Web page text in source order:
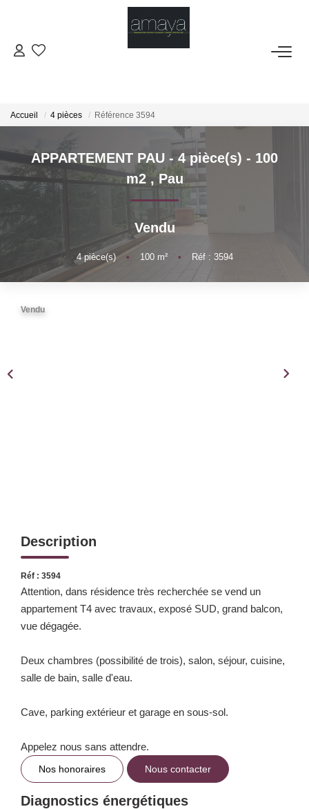
LOUER
GESTION
ESTIMATION
Accueil 4 pièces Référence 3594
APPARTEMENT PAU - 4 pièce(s) - 100
m2,Pau
Vendu
4pièce(s) • 100m² • Réf : 3594
Vendu
Description
Réf : 3594
Attention, dans résidence très recherchée se vend un
appartement T4 avec travaux, exposé SUD, grand balcon,
vue dégagée.
Deux chambres (possibilité de trois), salon, séjour, cuisine,
salle de bain, salle d'eau.
Cave, parking extérieur et garage en sous-sol.
Appelez nous sans attendre.
Nos honoraires Nous contacter
Diagnostics énergétiques